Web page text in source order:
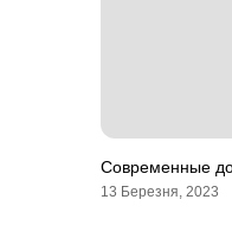
Современные
13 Березня, 2023